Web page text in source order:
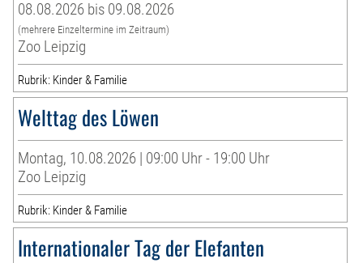
08.08.2026 bis 09.08.2026
(mehrere Einzeltermine im Zeitraum)
Zoo Leipzig
Rubrik: Kinder & Familie
Welttag des Löwen
Montag, 10.08.2026 | 09:00 Uhr - 19:00 Uhr
Zoo Leipzig
Rubrik: Kinder & Familie
Internationaler Tag der Elefanten